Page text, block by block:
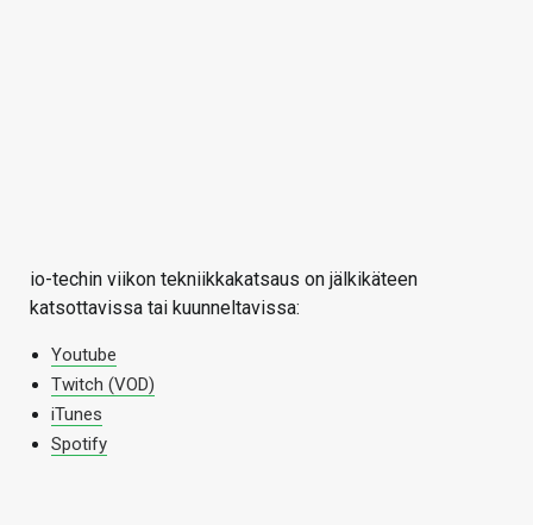
io-techin viikon tekniikkakatsaus on jälkikäteen
katsottavissa tai kuunneltavissa:
Youtube
Twitch (VOD)
iTunes
Spotify